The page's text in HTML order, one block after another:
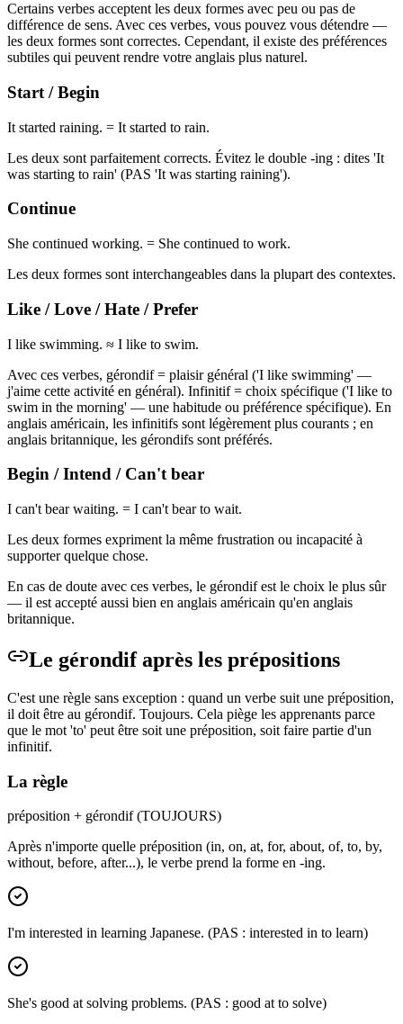
Certains verbes acceptent les deux formes avec peu ou pas de
différence de sens. Avec ces verbes, vous pouvez vous détendre —
les deux formes sont correctes. Cependant, il existe des préférences
subtiles qui peuvent rendre votre anglais plus naturel.
Start / Begin
It started raining. = It started to rain.
Les deux sont parfaitement corrects. Évitez le double -ing : dites 'It
was starting to rain' (PAS 'It was starting raining').
Continue
She continued working. = She continued to work.
Les deux formes sont interchangeables dans la plupart des contextes.
Like / Love / Hate / Prefer
I like swimming. ≈ I like to swim.
Avec ces verbes, gérondif = plaisir général ('I like swimming' —
j'aime cette activité en général). Infinitif = choix spécifique ('I like to
swim in the morning' — une habitude ou préférence spécifique). En
anglais américain, les infinitifs sont légèrement plus courants ; en
anglais britannique, les gérondifs sont préférés.
Begin / Intend / Can't bear
I can't bear waiting. = I can't bear to wait.
Les deux formes expriment la même frustration ou incapacité à
supporter quelque chose.
En cas de doute avec ces verbes, le gérondif est le choix le plus sûr
— il est accepté aussi bien en anglais américain qu'en anglais
britannique.
Le gérondif après les prépositions
C'est une règle sans exception : quand un verbe suit une préposition,
il doit être au gérondif. Toujours. Cela piège les apprenants parce
que le mot 'to' peut être soit une préposition, soit faire partie d'un
infinitif.
La règle
préposition + gérondif (TOUJOURS)
Après n'importe quelle préposition (in, on, at, for, about, of, to, by,
without, before, after...), le verbe prend la forme en -ing.
I'm interested in learning Japanese. (PAS : interested in to learn)
She's good at solving problems. (PAS : good at to solve)